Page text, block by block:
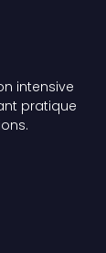
intensive
pratique